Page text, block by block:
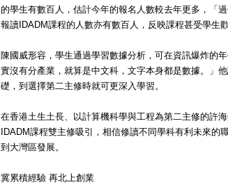
的學生有數百人，估計今年的報名人數較去年更多，「
報讀IDADM課程的人數亦有數百人，反映課程甚受學生歡
陳國威形容，學生通過學習數據分析，可在資訊爆炸的
實沒有分產業，就算是中文科，文字本身都是數據。」
礎，到選擇第二主修時就可更深入學習。
在香港土生土長、以計算機科學與工程為第二主修的許
IDADM課程雙主修吸引，相信修讀不同學科有利未來
到大灣區發展。
冀累積經驗 再北上創業